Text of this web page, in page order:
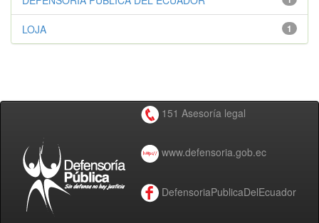
1
LOJA
151 Asesoría legal
www.defensoria.gob.ec
DefensoriaPublicaDelEcuador